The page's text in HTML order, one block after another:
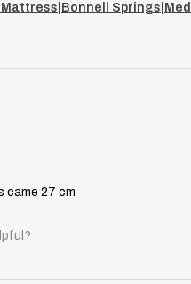
came 27 cm